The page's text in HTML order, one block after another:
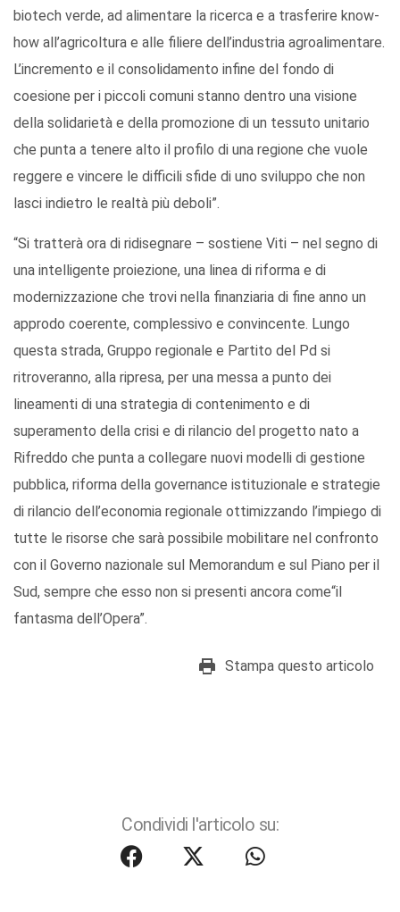
biotech verde, ad alimentare la ricerca e a trasferire know-
how all’agricoltura e alle filiere dell’industria agroalimentare.
L’incremento e il consolidamento infine del fondo di
coesione per i piccoli comuni stanno dentro una visione
della solidarietà e della promozione di un tessuto unitario
che punta a tenere alto il profilo di una regione che vuole
reggere e vincere le difficili sfide di uno sviluppo che non
lasci indietro le realtà più deboli”.
“Si tratterà ora di ridisegnare – sostiene Viti – nel segno di
una intelligente proiezione, una linea di riforma e di
modernizzazione che trovi nella finanziaria di fine anno un
approdo coerente, complessivo e convincente. Lungo
questa strada, Gruppo regionale e Partito del Pd si
ritroveranno, alla ripresa, per una messa a punto dei
lineamenti di una strategia di contenimento e di
superamento della crisi e di rilancio del progetto nato a
Rifreddo che punta a collegare nuovi modelli di gestione
pubblica, riforma della governance istituzionale e strategie
di rilancio dell’economia regionale ottimizzando l’impiego di
tutte le risorse che sarà possibile mobilitare nel confronto
con il Governo nazionale sul Memorandum e sul Piano per il
Sud, sempre che esso non si presenti ancora come“il
fantasma dell’Opera”.
Stampa questo articolo
Condividi l'articolo su: